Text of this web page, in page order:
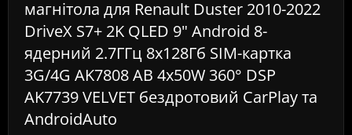
магнітола для Renault Duster 2010-2022
DriveX S7+ 2K QLED 9" Android 8-
ядерний 2.7ГГц 8x128Гб SIM-картка
3G/4G AK7808 AB 4x50W 360° DSP
AK7739 VELVET бездротовий CarPlay та
AndroidAuto